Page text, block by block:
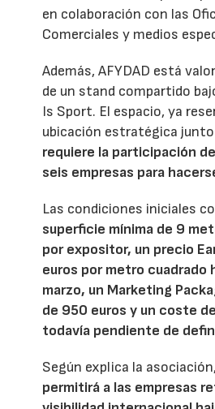
en colaboración con las
Comerciales y medios
Además, AFYDAD está
de un stand compartido
Is Sport. El espacio, ya
ubicación estratégica
requiere la participación
seis empresas para
Las condiciones iniciales
superficie mínima de 9
por expositor, un precio
euros por metro cuadrado
marzo, un Marketing
de 950 euros y un coste
todavía pendiente de
Según explica la asociación,
permitirá a las empresas